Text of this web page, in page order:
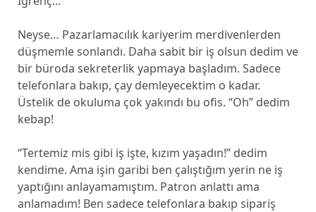
Neyse… Pazarlamacılık kariyerim merdivenlerden
düşmemle sonlandı. Daha sabit bir iş olsun dedim ve
bir büroda sekreterlik yapmaya başladım. Sadece
telefonlara bakıp, çay demleyecektim o kadar.
Üstelik de okuluma çok yakındı bu ofis. “Oh” dedim
kebap!
“Tertemiz mis gibi iş işte, kızım yaşadın!” dedim
kendime. Ama işin garibi ben çalıştığım yerin ne iş
yaptığını anlayamamıştım. Patron anlattı ama
anlamadım! Ben sadece telefonlara bakıp sipariş